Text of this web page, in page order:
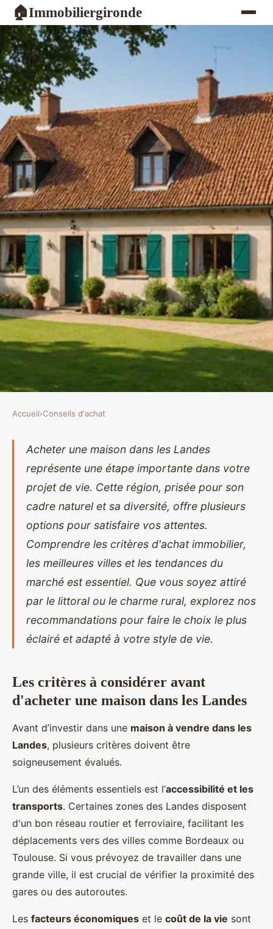
🏠Immobiliergironde
Meilleurs endroits pour acheter
une maison dans les landes : nos
recommandations
27 juillet 2025 4 min de lecture
Accueil›Conseils d'achat
Acheter une maison dans les Landes
représente une étape importante dans votre
projet de vie. Cette région, prisée pour son
cadre naturel et sa diversité, offre plusieurs
options pour satisfaire vos attentes.
Comprendre les critères d'achat immobilier,
les meilleures villes et les tendances du
marché est essentiel. Que vous soyez attiré
par le littoral ou le charme rural, explorez nos
recommandations pour faire le choix le plus
éclairé et adapté à votre style de vie.
Les critères à considérer avant
d'acheter une maison dans les Landes
Avant d’investir dans une maison à vendre dans les
Landes, plusieurs critères doivent être
soigneusement évalués.
L’un des éléments essentiels est l’accessibilité et les
transports. Certaines zones des Landes disposent
d'un bon réseau routier et ferroviaire, facilitant les
déplacements vers des villes comme Bordeaux ou
Toulouse. Si vous prévoyez de travailler dans une
grande ville, il est crucial de vérifier la proximité des
gares ou des autoroutes.
Les facteurs économiques et le coût de la vie sont